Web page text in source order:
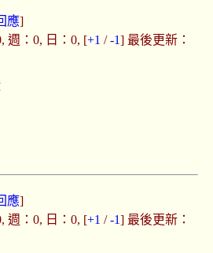
應]
週：0, 日：0, [+1 /-1] 最後更新：
應]
週：0, 日：0, [+1 /-1] 最後更新：